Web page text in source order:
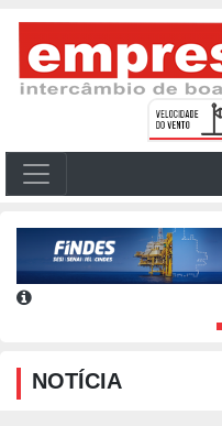
NOTÍCIA